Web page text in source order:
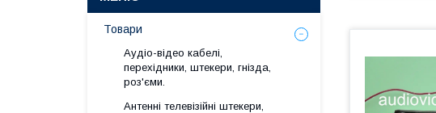
Товари
Аудіо-відео кабелі,
перехідники, штекери, гнізда,
роз'єми.
Антенні телевізійні штекери,